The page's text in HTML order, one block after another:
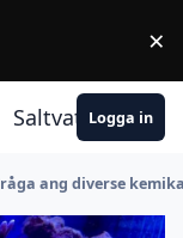
×
Logga in
ang diverse